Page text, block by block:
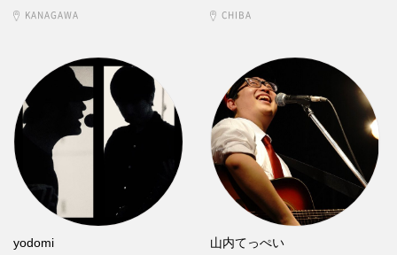
KANAGAWA CHIBA
yodomi 山内てっぺい